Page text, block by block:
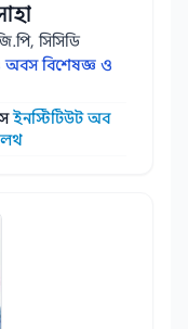
সিসিডি
অবস বিশেষজ্ঞ ও
ইনস্টিটিউট অব